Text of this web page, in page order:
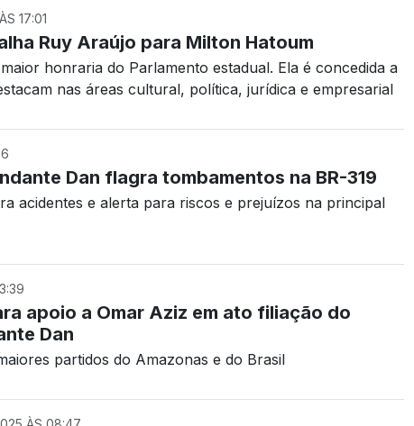
17:01
Ruy Araújo para Milton Hatoum
honraria do Parlamento estadual. Ela é concedida a
nas áreas cultural, política, jurídica e empresarial
Dan flagra tombamentos na BR-319
acidentes e alerta para riscos e prejuízos na principal
apoio a Omar Aziz em ato filiação do
Dan
partidos do Amazonas e do Brasil